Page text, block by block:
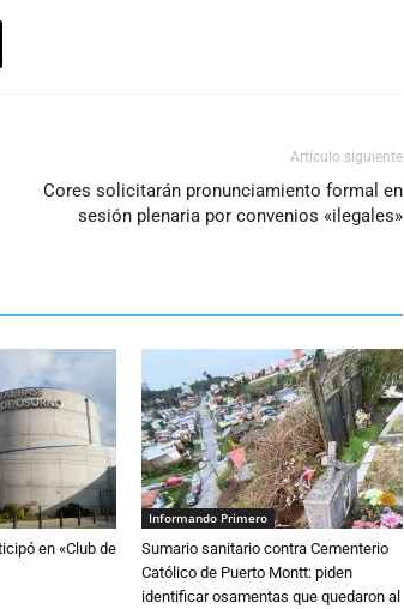
Artículo siguiente
Cores solicitarán pronunciamiento formal en
sesión plenaria por convenios «ilegales»
en «Club de
Informando Primero
Sumario sanitario contra Cementerio
Católico de Puerto Montt: piden
identificar osamentas que quedaron al